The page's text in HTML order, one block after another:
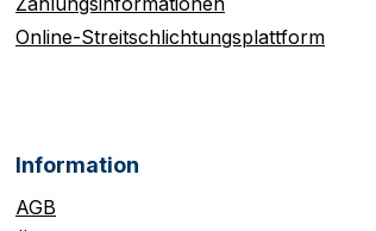
Online-Streitschlichtungsplattform
Information
AGB